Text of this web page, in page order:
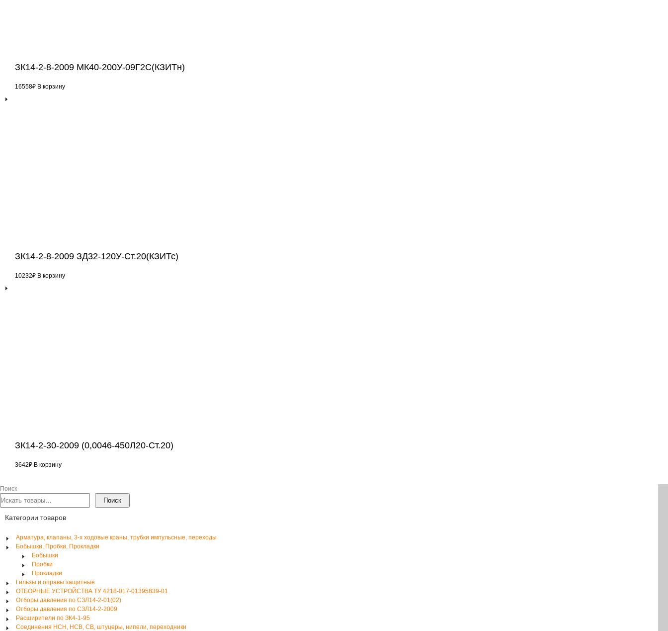
ЗК14-2-8-2009 МК40-200У-09Г2С(КЗИТн)
16558₽ В корзину
ЗК14-2-8-2009 ЗД32-120У-Ст.20(КЗИТс)
10232₽ В корзину
ЗК14-2-30-2009 (0,0046-450Л20-Ст.20)
3642₽ В корзину
Поиск
Поиск
Категории товаров
Арматура, клапаны, 3-х ходовые краны, трубки импульсные, переходы
Бобышки, Пробки, Прокладки
Бобышки
Пробки
Прокладки
Гильзы и оправы защитные
ОТБОРНЫЕ УСТРОЙСТВА ТУ 4218-017-01395839-01
Отборы давления по СЗЛ14-2-01(02)
Отборы давления по СЗЛ14-2-2009
Расширители по ЗК4-1-95
Соединения НСН, НСВ, СВ, штуцеры, нипели, переходники